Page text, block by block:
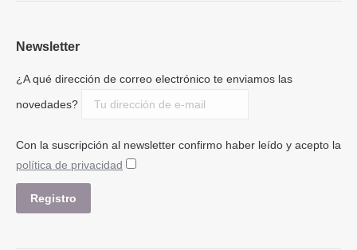
Newsletter
¿A qué dirección de correo electrónico te enviamos las
novedades?
Con la suscripción al newsletter confirmo haber leído y acepto la
política de privacidad